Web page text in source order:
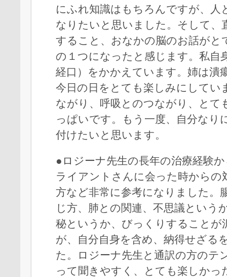
にふれ知識はもちろんですが、人
なりたいと思いました。そして、
すること、おなかの脳のお話がと
の１つになったと感じます。私自
経口）をかかえています。姉は潰
今日の日をとても楽しみにしてい
ながり、呼吸とのつながり、とて
っぱいです。もう一度、自分なり
付けたいと思います。
●ロジーナ先生の長年の治療経験
ライアントさんに会った時からの
方など非常に参考になりました。
じ方、肺との関連、不思議という
秘というか、びっくりすることが
が、自分自身を含め、納得せざる
た。ロジーナ先生と通訳の方のテ
って聞きやすく、とても楽しかっ